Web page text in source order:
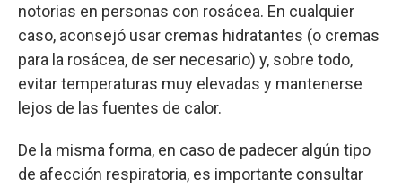
notorias en personas con rosácea. En cualquier
caso, aconsejó usar cremas hidratantes (o cremas
para la rosácea, de ser necesario) y, sobre todo,
evitar temperaturas muy elevadas y mantenerse
lejos de las fuentes de calor.
De la misma forma, en caso de padecer algún tipo
de afección respiratoria, es importante consultar